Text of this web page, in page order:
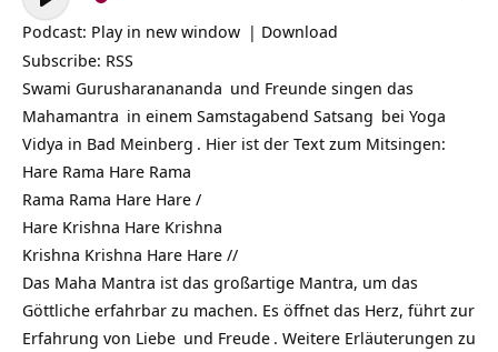
Player
Podcast: Play in new window | Download
Subscribe: RSS
Swami Gurusharanananda und Freunde singen das
Mahamantra in einem Samstagabend Satsang bei Yoga
Vidya in Bad Meinberg . Hier ist der Text zum Mitsingen:
Hare Rama Hare Rama
Rama Rama Hare Hare /
Hare Krishna Hare Krishna
Krishna Krishna Hare Hare //
Das Maha Mantra ist das großartige Mantra, um das
Göttliche erfahrbar zu machen. Es öffnet das Herz, führt zur
Erfahrung von Liebe und Freude . Weitere Erläuterungen zu